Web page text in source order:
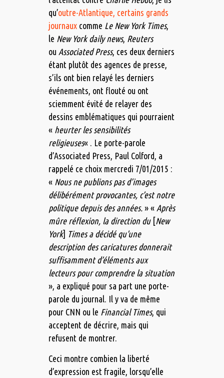
qu’outre-Atlantique, certains grands
journauxcomme Le New York Times,
le New York daily news, Reuters
ou Associated Press, ces deux derniers
étant plutôt des agences de presse,
s’ils ont bien relayé les derniers
événements, ont flouté ou ont
sciemment évité de relayer des
dessins emblématiques qui pourraient
« heurter les sensibilités
religieuses« . Le porte-parole
d’Associated Press, Paul Colford, a
rappelé ce choix mercredi 7/01/2015 :
« Nous ne publions pas d’images
délibérément provocantes, c’est notre
politique depuis des années. » « Après
mûre réflexion, la direction du[New
York] Times a décidé qu’une
description des caricatures donnerait
suffisamment d’éléments aux
lecteurs pour comprendre la situation
», a expliqué pour sa part une porte-
parole du journal. Il y va de même
pour CNN ou le Financial Times, qui
acceptent de décrire, mais qui
refusent de montrer.
Ceci montre combien la liberté
d’expression est fragile, lorsqu’elle